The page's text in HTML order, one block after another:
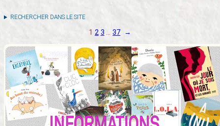
RECHERCHER DANS LE SITE
1 2 3 … 37 →